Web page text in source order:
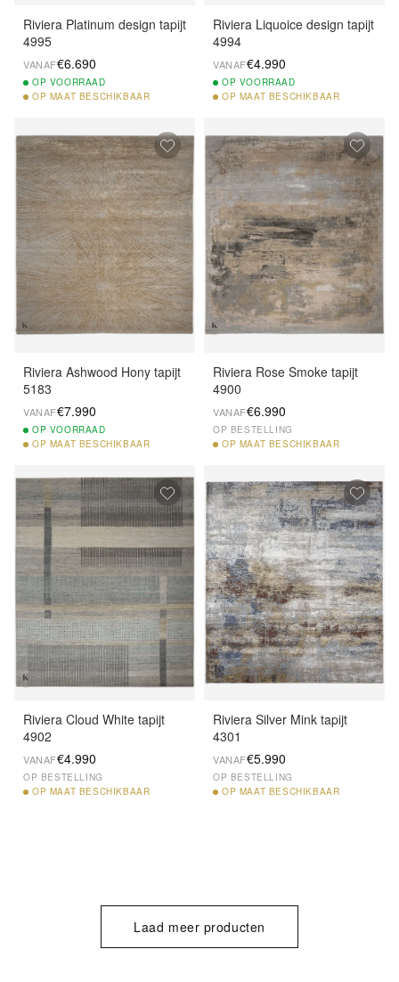
Riviera Platinum design tapijt
4995
VANAF€6.690
OP VOORRAAD
OP MAAT BESCHIKBAAR
Riviera Liquoice design tapijt
4994
VANAF€4.990
OP VOORRAAD
OP MAAT BESCHIKBAAR
Riviera Ashwood Hony tapijt
5183
VANAF€7.990
OP VOORRAAD
OP MAAT BESCHIKBAAR
Riviera Rose Smoke tapijt
4900
VANAF€6.990
OP BESTELLING
OP MAAT BESCHIKBAAR
Riviera Cloud White tapijt
4902
VANAF€4.990
OP BESTELLING
OP MAAT BESCHIKBAAR
Riviera Silver Mink tapijt
4301
VANAF€5.990
OP BESTELLING
OP MAAT BESCHIKBAAR
Laad meer producten